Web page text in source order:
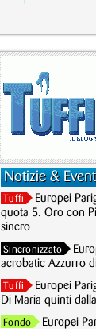
Notizie &
Tuffi
Europei
quota 5. Oro con
sincro
Sincronizzato
acrobatic Azzurro
Tuffi
Europei
Di Maria quinti
Fondo
Europei